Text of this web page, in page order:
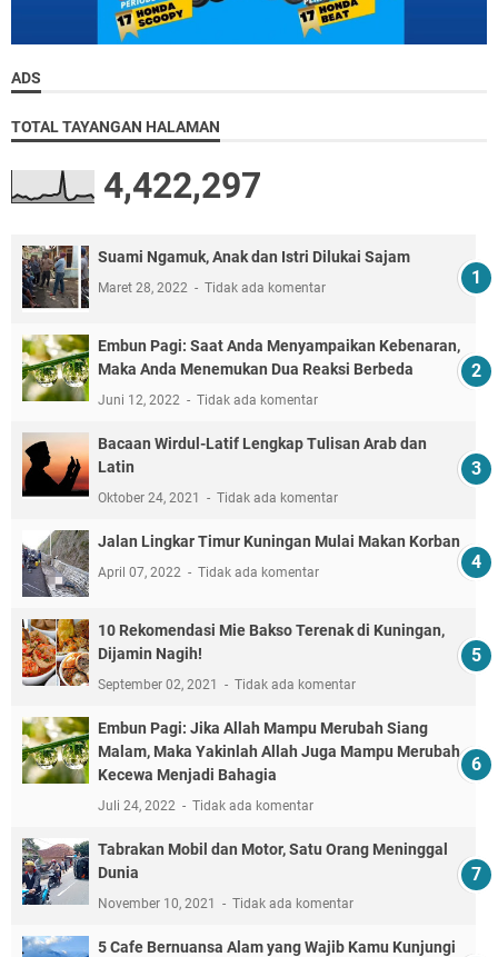
ADS
TOTAL TAYANGAN HALAMAN
4,422,297
Suami Ngamuk, Anak dan Istri Dilukai Sajam
Maret 28, 2022 Tidak ada komentar
Embun Pagi: Saat Anda Menyampaikan Kebenaran,
Maka Anda Menemukan Dua Reaksi Berbeda
Juni 12, 2022 Tidak ada komentar
Bacaan Wirdul-Latif Lengkap Tulisan Arab dan
Latin
Oktober 24, 2021 Tidak ada komentar
Jalan Lingkar Timur Kuningan Mulai Makan Korban
April 07, 2022 Tidak ada komentar
10 Rekomendasi Mie Bakso Terenak di Kuningan,
Dijamin Nagih!
September 02, 2021 Tidak ada komentar
Embun Pagi: Jika Allah Mampu Merubah Siang
Malam, Maka Yakinlah Allah Juga Mampu Merubah
Kecewa Menjadi Bahagia
Juli 24, 2022 Tidak ada komentar
Tabrakan Mobil dan Motor, Satu Orang Meninggal
Dunia
November 10, 2021 Tidak ada komentar
5 Cafe Bernuansa Alam yang Wajib Kamu Kunjungi